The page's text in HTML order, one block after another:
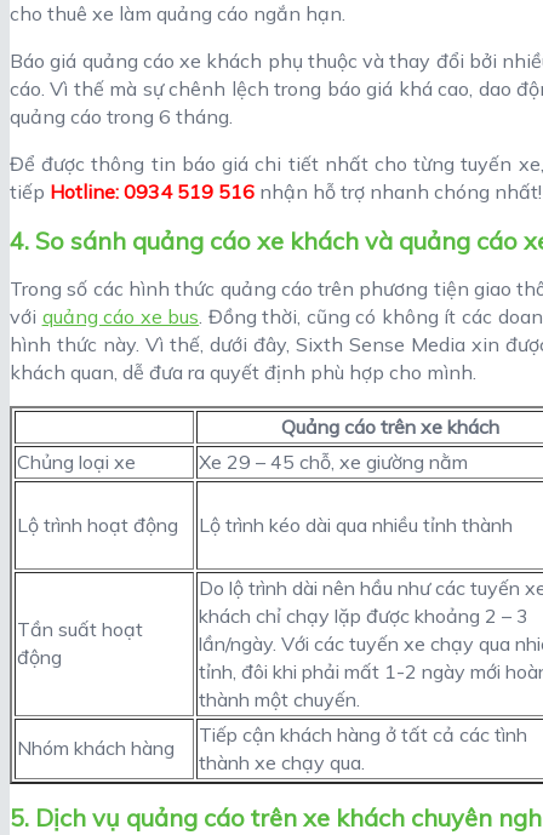
cho thuê xe làm quảng cáo ngắn hạn.
Báo giá quảng cáo xe khách phụ thuộc và thay đổi bởi
cáo. Vì thế mà sự chênh lệch trong báo giá khá cao, dao
quảng cáo trong 6 tháng.
Để được thông tin báo giá chi tiết nhất cho từng tuyến
tiếp Hotline: 0934 519 516 nhận hỗ trợ nhanh chóng nhất!
4. So sánh quảng cáo xe khách và quảng cáo
Trong số các hình thức quảng cáo trên phương tiện giao
với quảng cáo xe bus . Đồng thời, cũng có không ít các
hình thức này. Vì thế, dưới đây, Sixth Sense Media xin
khách quan, dễ đưa ra quyết định phù hợp cho mình.
Quảng cáo trên xe khách
Chủng loại xe
Xe 29 – 45 chỗ, xe giường nằm
Lộ trình hoạt động Lộ trình kéo dài qua nhiều tỉnh thành
Tần suất hoạt
động
Do lộ trình dài nên hầu như các tuyến
khách chỉ chạy lặp được khoảng 2 – 3
lần/ngày. Với các tuyến xe chạy qua
tỉnh, đôi khi phải mất 1-2 ngày mới
thành một chuyến.
Nhóm khách hàng
Tiếp cận khách hàng ở tất cả các tình
thành xe chạy qua.
5. Dịch vụ quảng cáo trên xe khách chuyên